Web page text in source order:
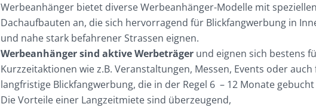
verfügbar,
B500xH230cm
Mindestmietzeit
2
Wochen
Menge
Werbeanhänger bietet diverse Werbeanhänger-Modelle mit speziellen
Dachaufbauten an, die sich hervorragend für Blickfangwerbung in
und nahe stark befahrener Strassen eignen.
Werbeanhänger sind aktive Werbeträger und eignen sich bestens
Kurzzeitaktionen wie z.B. Veranstaltungen, Messen, Events oder auch
langfristige Blickfangwerbung, die in der Regel 6 – 12 Monate
Die Vorteile einer Langzeitmiete sind überzeugend,